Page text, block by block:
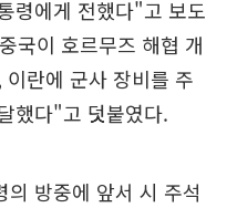
령에게 전했다"고 보도
국이 호르무즈 해협 개
란에 군사 장비를 주
했다"고 덧붙였다.
방중에 앞서 시 주석